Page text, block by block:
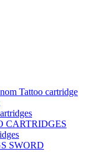
Tattoo cartridge
CARTRIDGES
SWORD